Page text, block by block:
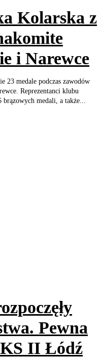
Kolarska z
i Narewce
23 medale podczas zawodów
Reprezentanci klubu
medali, a także...
Pewna
II Łódź